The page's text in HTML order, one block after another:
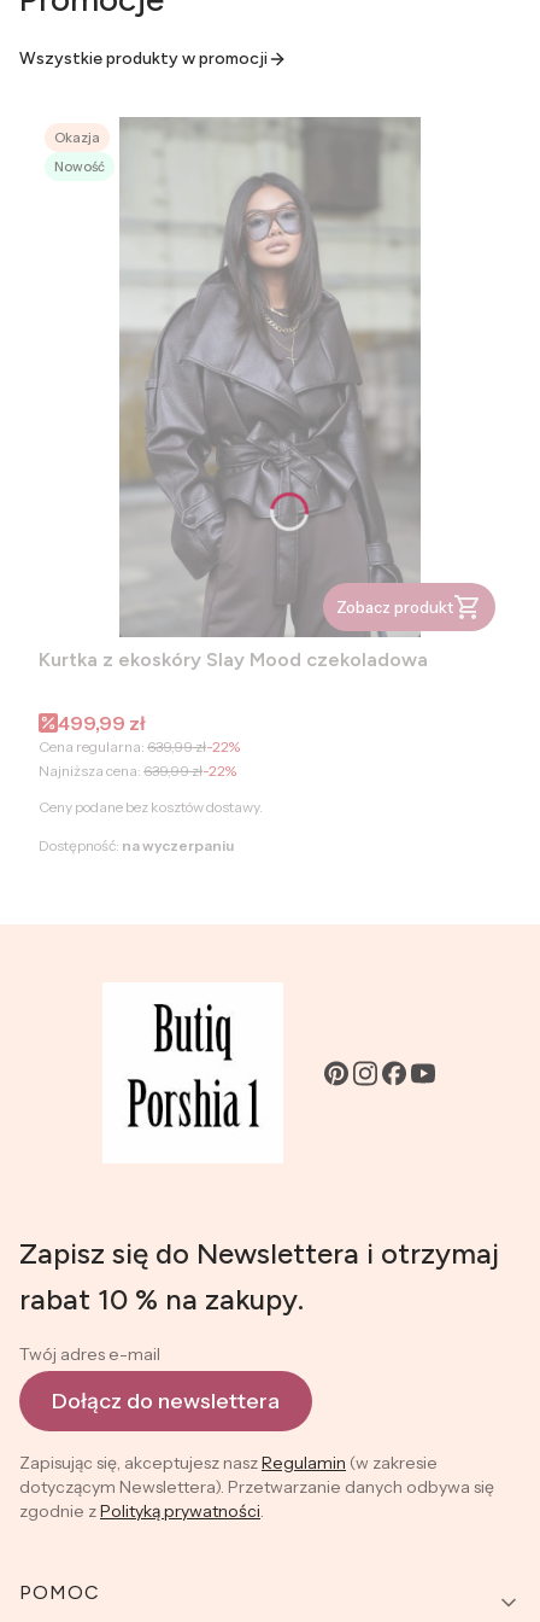
Wszystkie produkty w promocji
Okazja
Nowość
Zobacz produkt
Kurtka z ekoskóry Slay Mood czekoladowa
Cena promocyjna
499,99 zł
Cena regularna: 639,99 zł-22%
Najniższa cena: 639,99 zł-22%
Ceny podane bez kosztów dostawy.
Dostępność: na wyczerpaniu
Zapisz się do Newslettera i otrzymaj
rabat 10 % na zakupy.
Twój adres e-mail
Dołącz do newslettera
Zapisując się, akceptujesz naszRegulamin (w zakresie
dotyczącym Newslettera). Przetwarzanie danych odbywa się
zgodnie zPolityką prywatności.
Linki w stopce
POMOC